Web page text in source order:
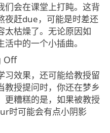
们会在课堂上打盹。这背
夜赶due，可能是时差还
太枯燥了。无论原因如
中的一个小插曲。
Off
习效果，还可能给教授留
教授提问时，你还在梦乡
更糟糕的是，如果被教授
时可能会有点小阴影